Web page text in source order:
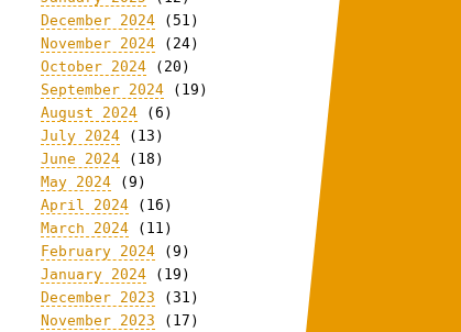
December 2024 (51)
November 2024 (24)
October 2024 (20)
September 2024 (19)
August 2024 (6)
July 2024 (13)
June 2024 (18)
May 2024 (9)
April 2024 (16)
March 2024 (11)
February 2024 (9)
January 2024 (19)
December 2023 (31)
November 2023 (17)